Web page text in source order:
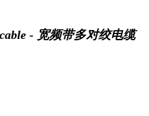
- 宽频带多对绞电缆